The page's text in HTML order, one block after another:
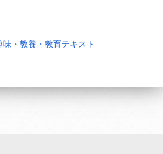
味・教養・教育テキスト